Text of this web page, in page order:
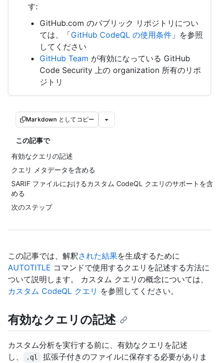
す:
GitHub.com のパブリック リポジトリについ
ては、「GitHub CodeQL の使用条件 」を参照
してください
GitHub Team が有効になっている GitHub
Code Security 上の organization 所有のリポ
ジトリ
Markdown としてコピー
この記事で
有効なクエリの記述
クエリ メタデータを含める
SARIF ファイルにおけるカスタム CodeQL クエリのサポートを含
める
次のステップ
この記事では、解釈された結果を生成するために
AUTOTITLE コマンドで使用するクエリを記述する方法に
ついて説明します。 カスタム クエリの概念については、
カスタム CodeQL クエリ を参照してください。
有効なクエリの記述
カスタム分析を実行する前に、有効なクエリを記述
し、
.ql
拡張子付きのファイルに保存する必要がありま